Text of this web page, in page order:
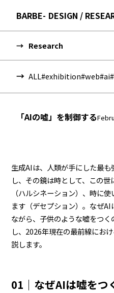
BARBE DESIGN /
Research
ALL#exhibition#web#ai
「AIの嘘」を制御する
生成AIは、人類が手にした最
し、その鏡は時として、この
（ハルシネーション）、時に
ます（デセプション）。なぜ
ながら、子供のような嘘をつ
し、2026年現在の最前線にお
説します。
01｜なぜAIは嘘をつ